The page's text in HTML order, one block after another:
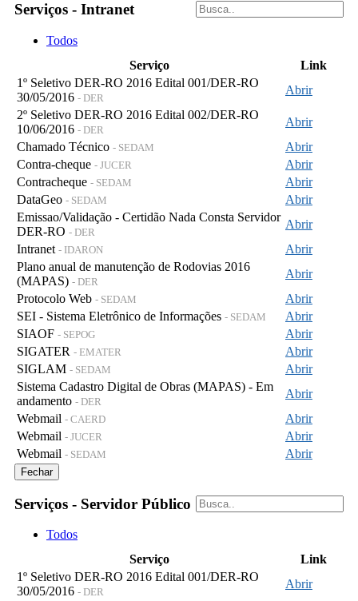
Serviços - Intranet
Todos
Serviço
Link
1º Seletivo DER-RO 2016 Edital 001/DER-RO
30/05/2016 - DER
Abrir
2º Seletivo DER-RO 2016 Edital 002/DER-RO
10/06/2016 - DER
Abrir
Chamado Técnico - SEDAM
Abrir
Contra-cheque - JUCER
Abrir
Contracheque - SEDAM
Abrir
DataGeo - SEDAM
Abrir
Emissao/Validação - Certidão Nada Consta Servidor
DER-RO - DER
Abrir
Intranet - IDARON
Abrir
Plano anual de manutenção de Rodovias 2016
(MAPAS) - DER
Abrir
Protocolo Web - SEDAM
Abrir
SEI - Sistema Eletrônico de Informações - SEDAM
Abrir
SIAOF - SEPOG
Abrir
SIGATER - EMATER
Abrir
SIGLAM - SEDAM
Abrir
Sistema Cadastro Digital de Obras (MAPAS) - Em
andamento - DER
Abrir
Webmail - CAERD
Abrir
Webmail - JUCER
Abrir
Webmail - SEDAM Abrir
Fechar
Serviços - Servidor Público
Todos
Serviço
Link
1º Seletivo DER-RO 2016 Edital 001/DER-RO
30/05/2016 - DER
Abrir